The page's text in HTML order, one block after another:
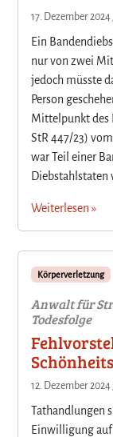
17. Dezember 2024
Ein
nur von zwei
jedoch müsste
Person
Mittelpunkt des
StR 447/23)
war Teil einer
Diebstahlstaten
Weiterlesen »
Körperverletzung
Anwalt für
Todesfolge
12. Dezember 2024
Tathandlungen
Einwilligung